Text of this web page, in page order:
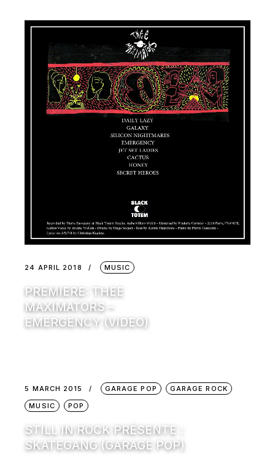
24 APRIL 2018 MUSIC
PREMIERE: THEE
MAXIMATORS –
EMERGENCY (VIDEO)
5 MARCH 2015 GARAGE POP
GARAGE ROCK
MUSIC
POP
STILL IN ROCK PRÉSENTE :
SKATEGANG (GARAGE POP)